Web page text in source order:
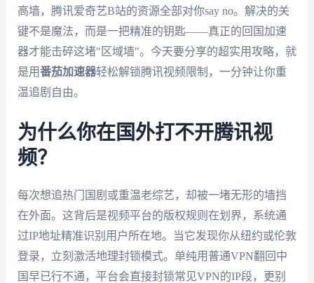
高墙，腾讯爱奇艺B站的资源全部对你say no。解决的关
键不是魔法，而是一把精准的钥匙——真正的回国加速
器才能击碎这堵"区域墙"。今天要分享的超实用攻略，就
是用番茄加速器轻松解锁腾讯视频限制，一分钟让你重
温追剧自由。
为什么你在国外打不开腾讯视
频？
每次想追热门国剧或重温老综艺，却被一堵无形的墙挡
在外面。这背后是视频平台的版权规则在划界，系统通
过IP地址精准识别用户所在地。当它发现你从纽约或伦敦
登录，立刻激活地理封锁模式。单纯用普通VPN翻回中
国早已行不通，平台会直接封锁常见VPN的IP段，更别